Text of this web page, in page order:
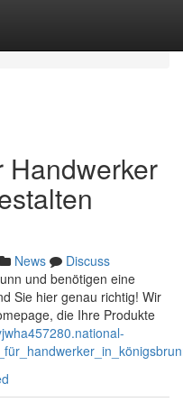
Handwerker
News
Discuss
und benötigen eine
Sie hier genau richtig! Wir
die Ihre Produkte